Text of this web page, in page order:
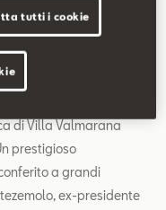
di Organizzazione
managerialità etica,
e alla
CUOA, Federico
di Villa Valmarana
prestigioso
a grandi
ex-presidente
tutti i cookie